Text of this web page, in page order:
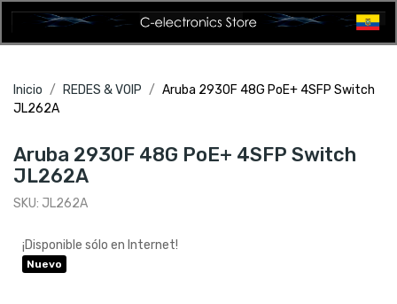
Inicio REDES & VOIP
Aruba 2930F 48G PoE+ 4SFP Switch
JL262A
Aruba 2930F 48G PoE+ 4SFP Switch
JL262A
SKU: JL262A
¡Disponible sólo en Internet!
Nuevo